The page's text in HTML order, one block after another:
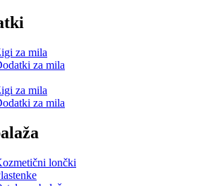
za mila
za mila
za mila
za mila
lončki